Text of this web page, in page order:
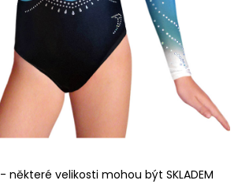
některé velikosti mohou být SKLADEM